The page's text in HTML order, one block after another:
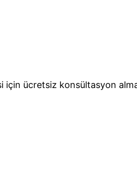
için ücretsiz konsültasyon